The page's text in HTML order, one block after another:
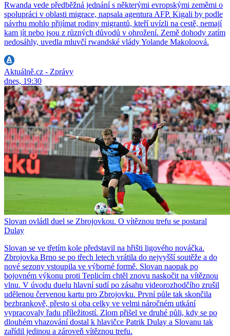
Rwanda vede předběžná jednání s některými evropskými zeměmi o
spolupráci v oblasti migrace, napsala agentura AFP. Kigali by podle
návrhu mohlo přijímat rodiny migrantů, kteří uvízli na cestě, nemají
kam jít nebo jsou z různých důvodů v ohrožení. Země dohody zatím
nedosáhly, uvedla mluvčí rwandské vlády Yolande Makoloová.
Aktuálně.cz - Zprávy
dnes, 19:30
Slovan ovládl duel se Zbrojovkou. O vítěznou trefu se postaral
Dulay
Slovan se ve třetím kole představil na hřišti ligového nováčka.
Zbrojovka Brno se po třech letech vrátila do nejvyšší soutěže a do
nové sezony vstoupila ve výborné formě. Slovan naopak po
bojovném výkonu proti Teplicím chtěl znovu naskočit na vítěznou
vlnu. V úvodu duelu hlavní sudí po zásahu videorozhodčího zrušil
udělenou červenou kartu pro Zbrojovku. První půle tak skončila
bezbrankově, přesto si oba celky ve velmi náročném utkání
vypracovaly řadu příležitostí. Zlom přišel ve druhé půli, kdy se po
dlouhém vhazování dostal k hlavičce Patrik Dulay a Slovanu tak
zařídil jedinou a zároveň vítěznou trefu.